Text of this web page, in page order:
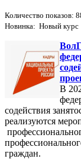
Количество показов:
Новинка: Новый курс
В
содействия
реализуются
граждан.